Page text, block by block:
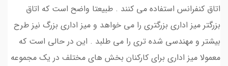
اتاق کنفرانس استفاده می کنند . طبیعتا واضح است که اتاق
بزرگتر میز اداری بزرگتری را می خواهد و میز اداری بزرگ نیز طرح
بیشتر و مهندسی شده تری را می طلبد . این در حالی است که
معمولا میز اداری برای کارکنان بخش های مختلف در یک مجموعه